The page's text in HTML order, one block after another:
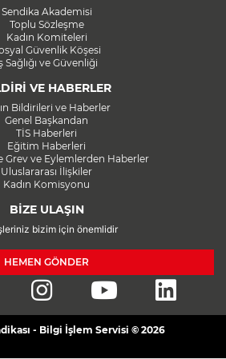
Sendika Akademisi
Toplu Sözleşme
Kadın Komiteleri
Güvenlik Köşesi
Sağlığı ve Güvenliği
VE HABERLER
Bildirileri ve Haberler
Genel Başkandan
TİS Haberleri
Eğitim Haberleri
Grev ve Eylemlerden Haberler
Uluslararası İlişkiler
Kadın Komisyonu
BİZE ULAŞIN
bizim için önemlidir
HEMEN GÖNDER
- Bilgi İşlem Servisi © 2026